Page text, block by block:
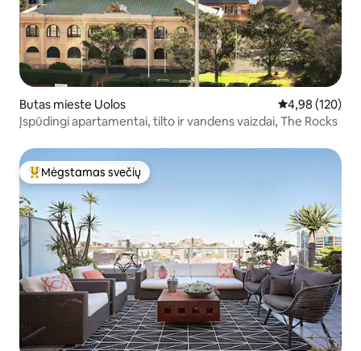
Butas mieste Uolos Vidutinis
4,98 (120)
Įspūdingi apartamentai, tilto ir vandens vaizdai, The Rocks
Svečių mėgstamiausias
Mėgstamas svečių